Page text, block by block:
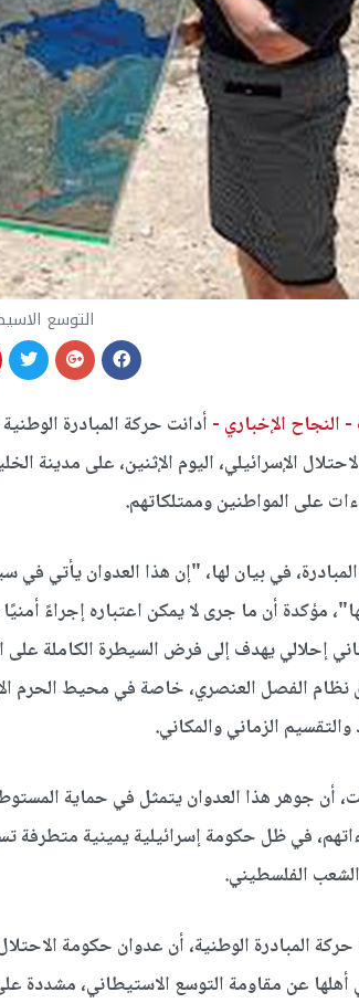
التوسع
- النجاح الإخباري - أدانت حركة المبادرة
الإسرائيلي، اليوم الإثنين، على مدينة
على المواطنين وممتلكاتهم.
في بيان لها، "إن هذا العدوان يأتي
مؤكدة أن ما جرى لا يمكن اعتباره إجراءً
إحلالي يهدف إلى فرض السيطرة الكاملة على
نظام الفصل العنصري، خاصة في محيط الحرم
والتقسيم الزماني والمكاني.
أن جوهر هذا العدوان يتمثل في حماية
في ظل حكومة إسرائيلية يمينية متطرفة
الفلسطيني.
المبادرة الوطنية، أن عدوان حكومة
عن مقاومة التوسع الاستيطاني، مشددة